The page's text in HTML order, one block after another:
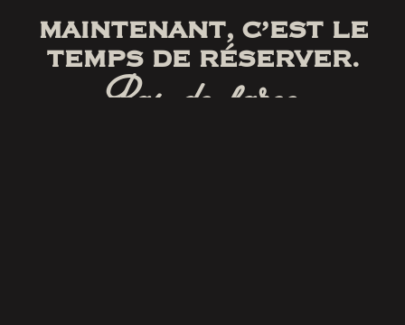
MAINTENANT, C’EST LE
TEMPS DE RÉSERVER.
Pas de farce.